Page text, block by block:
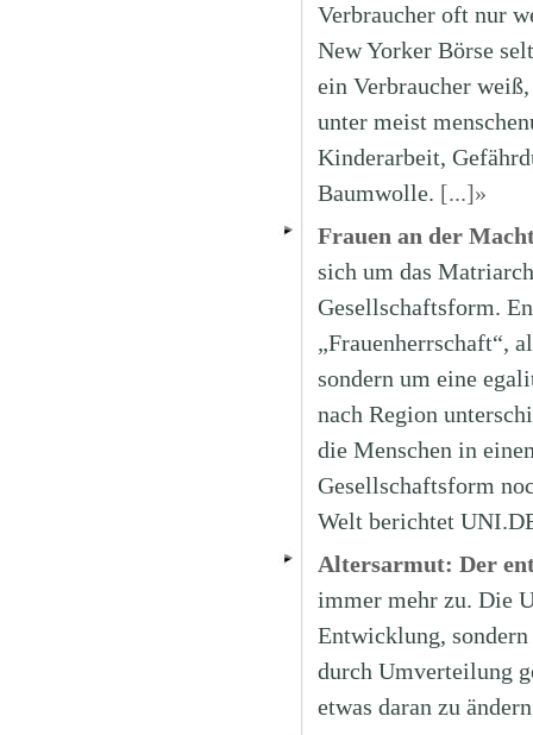
Verbraucher oft nur
New Yorker Börse
ein Verbraucher
unter meist
Kinderarbeit,
Baumwolle. [...]»
Frauen an der
sich um das
Gesellschaftsform.
„Frauenherrschaft“,
sondern um eine
nach Region
die Menschen in
Gesellschaftsform
Welt berichtet
Altersarmut: Der
immer mehr zu. Die
Entwicklung,
durch Umverteilung
etwas daran zu